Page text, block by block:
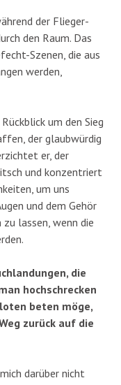
der Flieger-
den Raum. Das
Szenen, die aus
werden,
um den Sieg
der glaubwürdig
er, der
und konzentriert
um uns
und dem Gehör
lassen, wenn die
die
hochschrecken
beten möge,
zurück auf die
darüber nicht